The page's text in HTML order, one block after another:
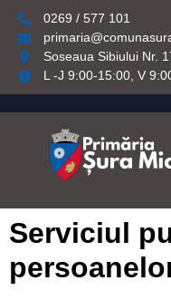
0269 / 577 101
Soseaua Sibiului Nr.
L -J 9:00-15:00, V
Serviciul